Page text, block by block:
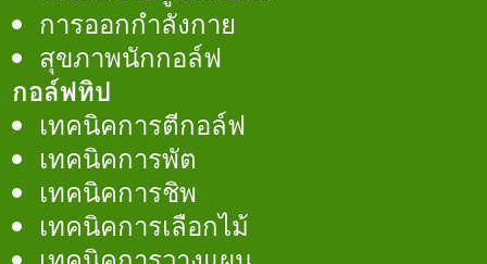
การออกกำลังกาย
สุขภาพนักกอล์ฟ
กอล์ฟทิป
เทคนิคการตีกอล์ฟ
เทคนิคการพัต
เทคนิคการชิพ
เทคนิคการเลือกไม้